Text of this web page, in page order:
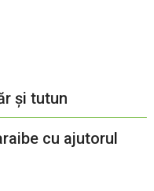
și tutun
cu ajutorul